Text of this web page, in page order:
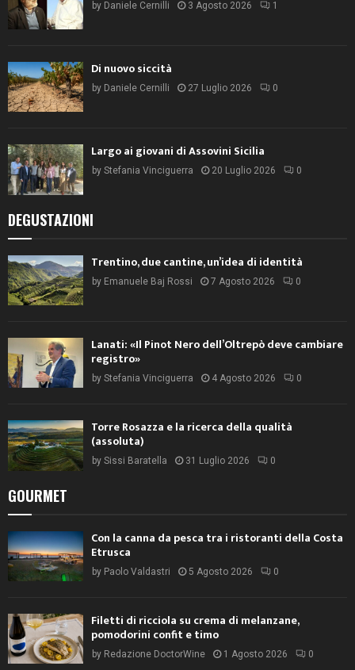
by Daniele Cernilli 3 Agosto 2026 1
Di nuovo siccità
by Daniele Cernilli 27 Luglio 2026 0
Largo ai giovani di Assovini Sicilia
by Stefania Vinciguerra 20 Luglio 2026 0
DEGUSTAZIONI
Trentino, due cantine, un’idea di identità
by Emanuele Baj Rossi 7 Agosto 2026 0
Lanati: «Il Pinot Nero dell’Oltrepò deve cambiare
registro»
by Stefania Vinciguerra 4 Agosto 2026 0
Torre Rosazza e la ricerca della qualità
(assoluta)
by Sissi Baratella 31 Luglio 2026 0
GOURMET
Con la canna da pesca tra i ristoranti della Costa
Etrusca
by Paolo Valdastri 5 Agosto 2026 0
Filetti di ricciola su crema di melanzane,
pomodorini confit e timo
by Redazione DoctorWine 1 Agosto 2026 0